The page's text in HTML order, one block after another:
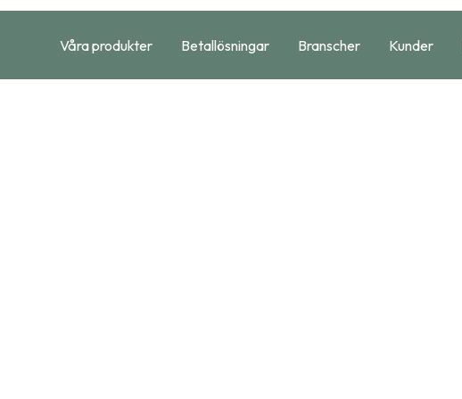
Våra produkter Betallösningar Branscher Kunder